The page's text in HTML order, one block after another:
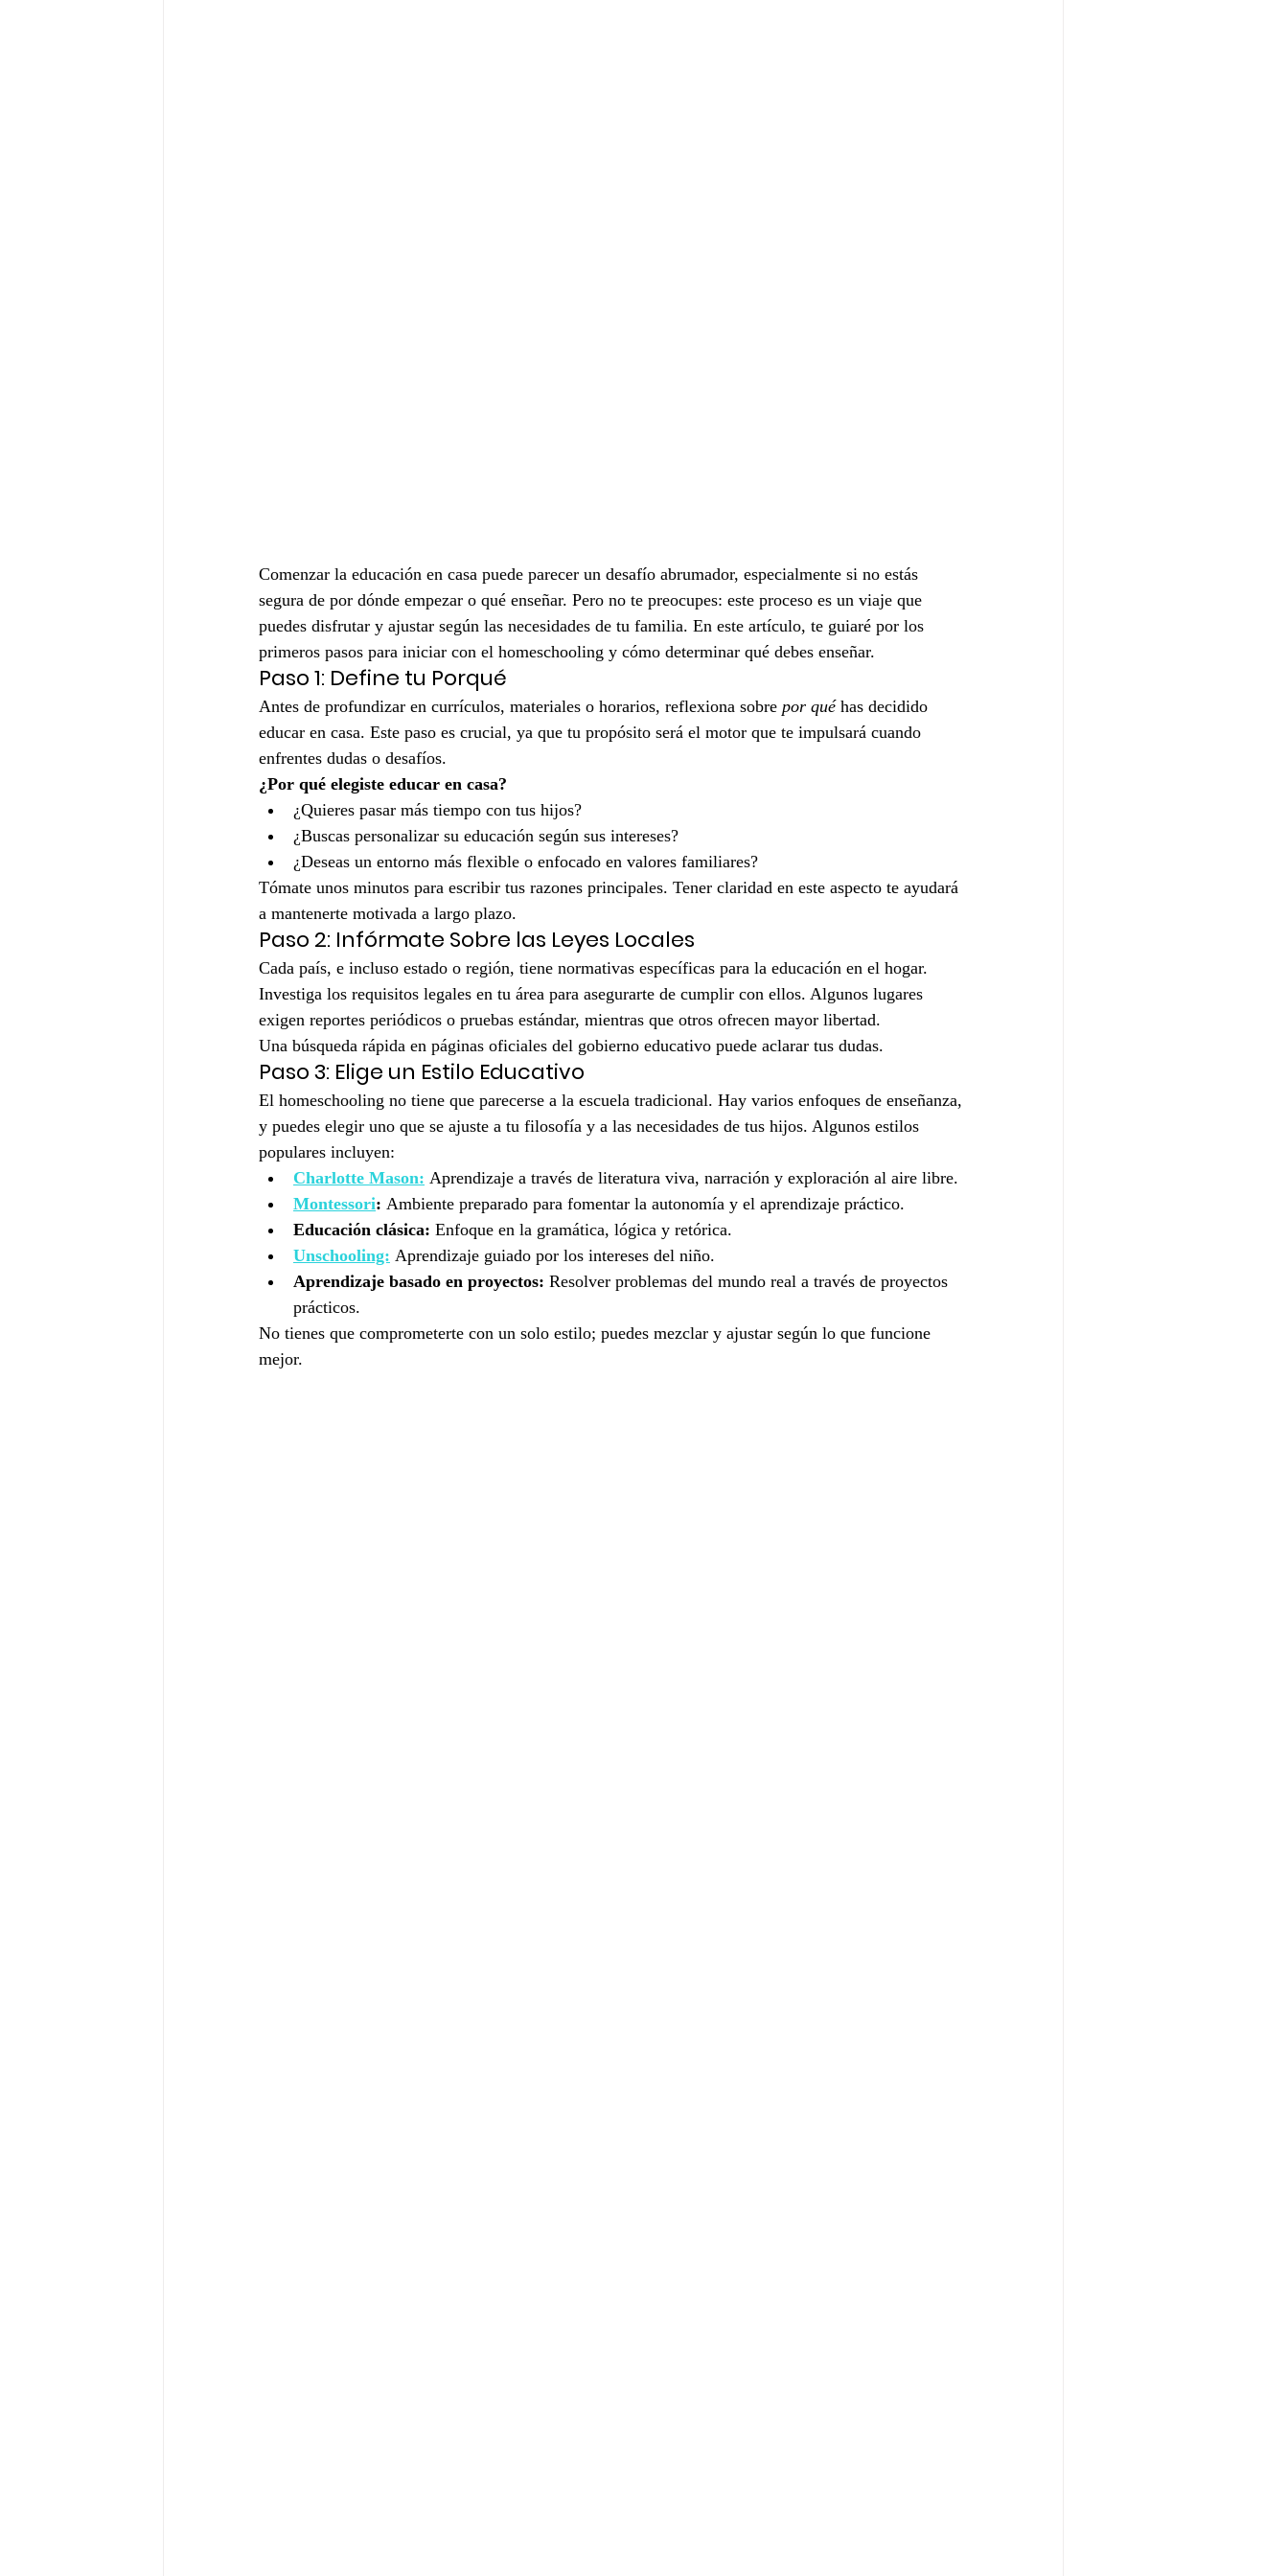
Comenzar la educación en casa puede parecer un desafío abrumador, especialmente si no estás
segura de por dónde empezar o qué enseñar. Pero no te preocupes: este proceso es un viaje que
puedes disfrutar y ajustar según las necesidades de tu familia. En este artículo, te guiaré por los
primeros pasos para iniciar con el homeschooling y cómo determinar qué debes enseñar.
Paso 1: Define tu Porqué
Antes de profundizar en currículos, materiales o horarios, reflexiona sobre por qué has decidido
educar en casa. Este paso es crucial, ya que tu propósito será el motor que te impulsará cuando
enfrentes dudas o desafíos.
¿Por qué elegiste educar en casa?
¿Quieres pasar más tiempo con tus hijos?
¿Buscas personalizar su educación según sus intereses?
¿Deseas un entorno más flexible o enfocado en valores familiares?
Tómate unos minutos para escribir tus razones principales. Tener claridad en este aspecto te ayudará
a mantenerte motivada a largo plazo.
Paso 2: Infórmate Sobre las Leyes Locales
Cada país, e incluso estado o región, tiene normativas específicas para la educación en el hogar.
Investiga los requisitos legales en tu área para asegurarte de cumplir con ellos. Algunos lugares
exigen reportes periódicos o pruebas estándar, mientras que otros ofrecen mayor libertad.
Una búsqueda rápida en páginas oficiales del gobierno educativo puede aclarar tus dudas.
Paso 3: Elige un Estilo Educativo
El homeschooling no tiene que parecerse a la escuela tradicional. Hay varios enfoques de enseñanza,
y puedes elegir uno que se ajuste a tu filosofía y a las necesidades de tus hijos. Algunos estilos
populares incluyen:
Charlotte Mason: Aprendizaje a través de literatura viva, narración y exploración al aire libre.
Montessori: Ambiente preparado para fomentar la autonomía y el aprendizaje práctico.
Educación clásica: Enfoque en la gramática, lógica y retórica.
Unschooling: Aprendizaje guiado por los intereses del niño.
Aprendizaje basado en proyectos: Resolver problemas del mundo real a través de proyectos
prácticos.
No tienes que comprometerte con un solo estilo; puedes mezclar y ajustar según lo que funcione
mejor.